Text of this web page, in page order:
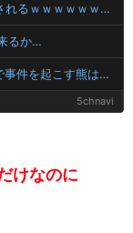
【悲報】岡本和真さん(30)、無事にMLBに攻略されるｗｗｗｗｗｗｗｗｗｗｗｗｗｗｗｗｗｗｗｗｗ
るか…
大学の動物生態学の授業で。私「どうして凶暴で事件を起こす熊はメスばっかりなんですか？」教授「は？」私「だって報道されるのはメスばっかりで…」→結果ｗｗｗ
5chnavi
けなのに